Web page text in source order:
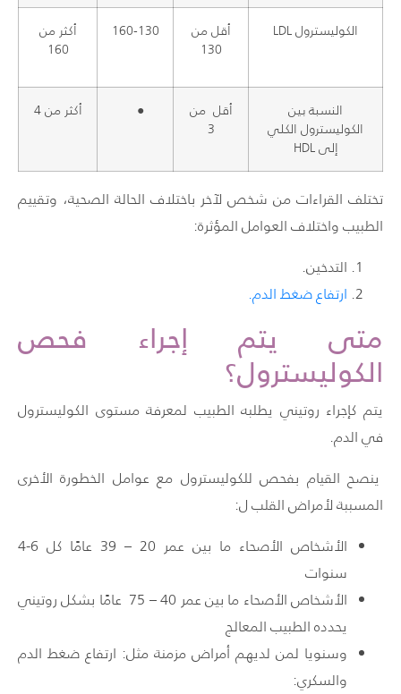
الكوليسترول LDL
أقل من
130
160-130
أكثر من
160
النسبة بين
الكوليسترول الكلي
إلى HDL
أقل من
3
● أكثر من 4
تختلف القراءات من شخص لآخر باختلاف الحالة الصحية، وتقييم
الطبيب واختلاف العوامل المؤثرة:
التدخين.
ارتفاع ضغط الدم.
متى يتم إجراء فحص
الكوليسترول؟
يتم كإجراء روتيني يطلبه الطبيب لمعرفة مستوى الكوليسترول
في الدم.
ينصح القيام بفحص للكوليسترول مع عوامل الخطورة الأخرى
المسببة لأمراض القلب ل:
الأشخاص الأصحاء ما بين عمر 20 – 39 عامًا كل 6-4
سنوات
الأشخاص الأصحاء ما بين عمر 40 – 75 عامًا بشكل روتيني
يحدده الطبيب المعالج
وسنويا لمن لديهم أمراض مزمنة مثل: ارتفاع ضغط الدم
والسكري: